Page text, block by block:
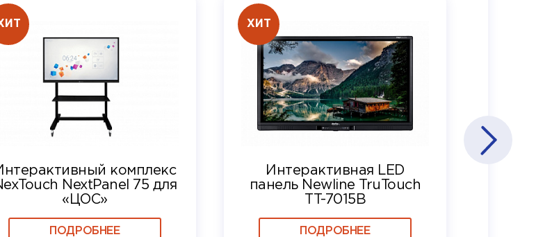
комплекс
NextPanel 75 для
«ЦОС»
ПОДРОБНЕЕ
ХИТ
Интерактивная LED
панель Newline TruTouch
TT-7015B
ПОДРОБНЕЕ